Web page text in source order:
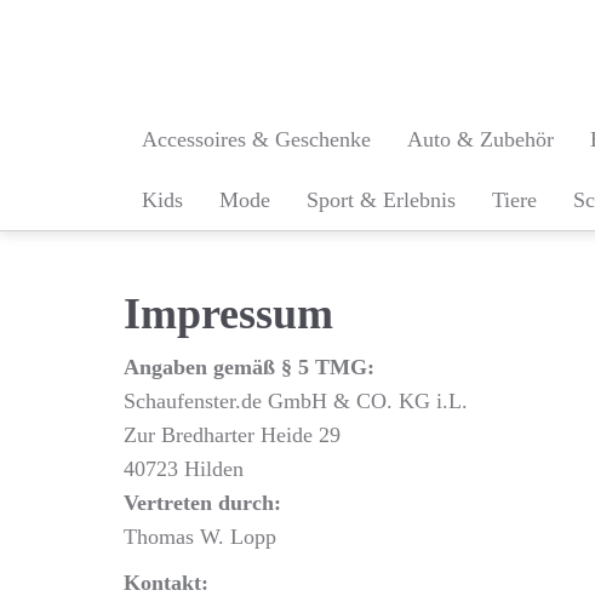
Accessoires & Geschenke Auto & Zubehör
Kids Mode Sport & Erlebnis Tiere
Impressum
Angaben gemäß § 5 TMG:
Schaufenster.de GmbH & CO. KG i.L.
Zur Bredharter Heide 29
40723 Hilden
Vertreten durch:
Thomas W. Lopp
Kontakt: